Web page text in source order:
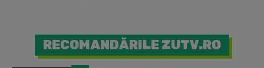
RECOMANDĂRILE ZUTV.RO